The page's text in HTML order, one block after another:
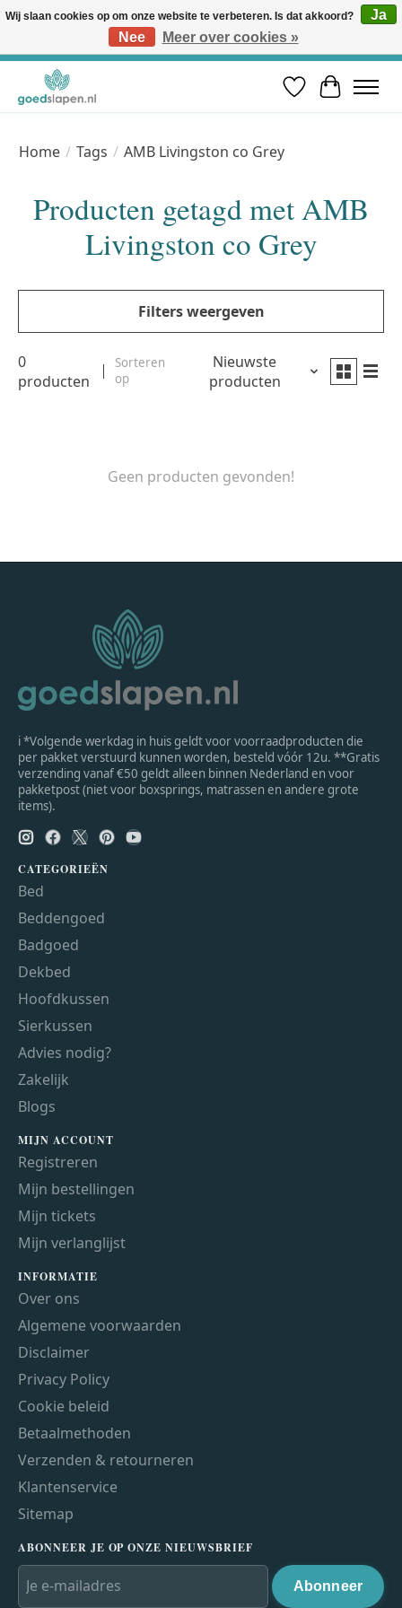
Vóór 12u besteld, volgende werkdag in huis* | Gratis verzending vanaf €50 | Professioneel slaapadvies
Verlanglijst
Home / Tags / AMB Livingston co Grey
Producten getagd met AMB
Livingston co Grey
Filters weergeven
0
producten
Sorteren
op
Nieuwste
producten
Geen producten gevonden!
ℹ *Volgende werkdag in huis geldt voor voorraadproducten die
per pakket verstuurd kunnen worden, besteld vóór 12u. **Gratis
verzending vanaf €50 geldt alleen binnen Nederland en voor
pakketpost (niet voor boxsprings, matrassen en andere grote
items).
CATEGORIEËN
Bed
Beddengoed
Badgoed
Dekbed
Hoofdkussen
Sierkussen
Advies nodig?
Zakelijk
Blogs
MIJN ACCOUNT
Registreren
Mijn bestellingen
Mijn tickets
Mijn verlanglijst
INFORMATIE
Over ons
Algemene voorwaarden
Disclaimer
Privacy Policy
Cookie beleid
Betaalmethoden
Verzenden & retourneren
Klantenservice
Sitemap
ABONNEER JE OP ONZE NIEUWSBRIEF
Abonneer
Wij slaan cookies op om onze website te verbeteren. Is dat akkoord?
Ja
Nee
Meer over cookies »